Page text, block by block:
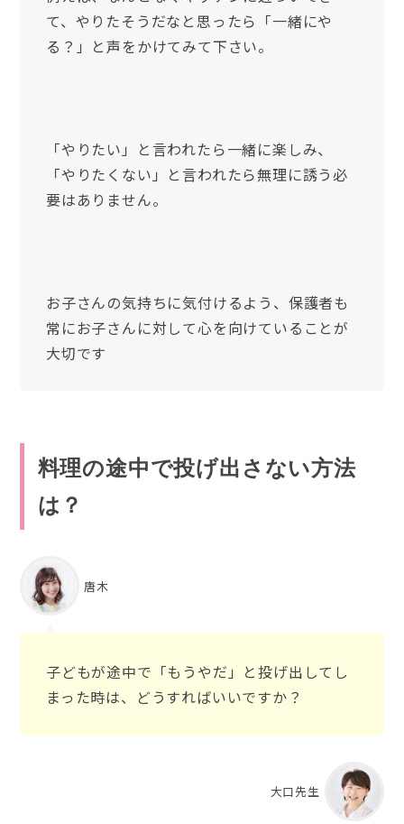
て、やりたそうだなと思ったら「一緒にや
る？」と声をかけてみて下さい。
「やりたい」と言われたら一緒に楽しみ、
「やりたくない」と言われたら無理に誘う必
要はありません。
お子さんの気持ちに気付けるよう、保護者も
常にお子さんに対して心を向けていることが
大切です
料理の途中で投げ出さない方法
は？
唐木
子どもが途中で「もうやだ」と投げ出してし
まった時は、どうすればいいですか？
大口先生